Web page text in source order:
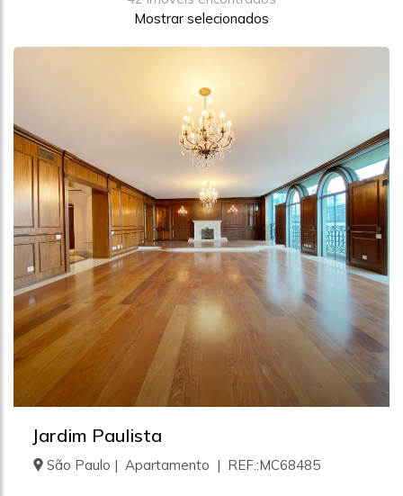
Mostrar selecionados
Jardim Paulista
São Paulo | Apartamento | REF.:MC68485